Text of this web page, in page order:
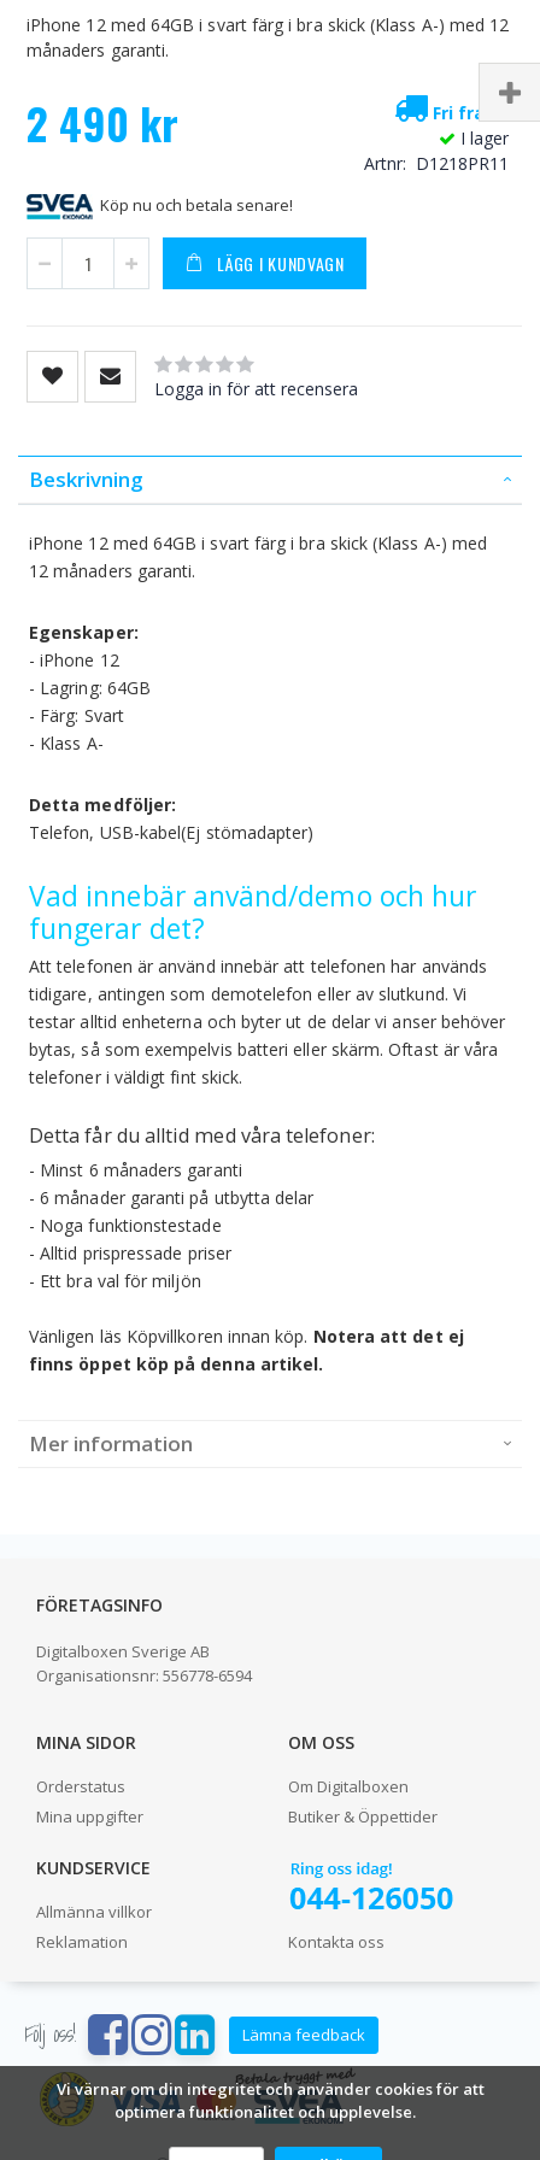
Vi värnar om din integritet och använder cookies för att
optimera funktionalitet och upplevelse.
iPhone 12 med 64GB i svart färg i bra skick (Klass A-) med 12
månaders garanti.
2 490 kr
Fri frakt!
I lager
Artnr
D1218PR11
Köp nu och betala senare!
LÄGG I KUNDVAGN
Rating:
0% of100
Logga in för att recensera
Beskrivning
iPhone 12 med 64GB i svart färg i bra skick (Klass A-) med
12 månaders garanti.
Egenskaper:
- iPhone 12
- Lagring: 64GB
- Färg: Svart
- Klass A-
Detta medföljer:
Telefon, USB-kabel(Ej stömadapter)
Vad innebär använd/demo och hur
fungerar det?
Att telefonen är använd innebär att telefonen har används
tidigare, antingen som demotelefon eller av slutkund. Vi
testar alltid enheterna och byter ut de delar vi anser behöver
bytas, så som exempelvis batteri eller skärm. Oftast är våra
telefoner i väldigt fint skick.
Detta får du alltid med våra telefoner:
- Minst 6 månaders garanti
- 6 månader garanti på utbytta delar
- Noga funktionstestade
- Alltid prispressade priser
- Ett bra val för miljön
Vänligen läs Köpvillkoren innan köp. Notera att det ej
finns öppet köp på denna artikel.
Mer information
FÖRETAGSINFO
Digitalboxen Sverige AB
Organisationsnr: 556778-6594
MINA SIDOR
Orderstatus
Mina uppgifter
OM OSS
Om Digitalboxen
Butiker & Öppettider
KUNDSERVICE
Allmänna villkor
Reklamation
Kontakta oss
Följ oss! Lämna feedback